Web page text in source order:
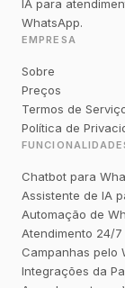
IA para
WhatsApp.
EMPRESA
Sobre
Preços
Termos de
Política de
Chatbot para
Assistente de IA
Automação de
Atendimento 24/
Campanhas pelo
Integrações da